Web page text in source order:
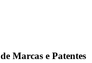
Marcas e Patentes